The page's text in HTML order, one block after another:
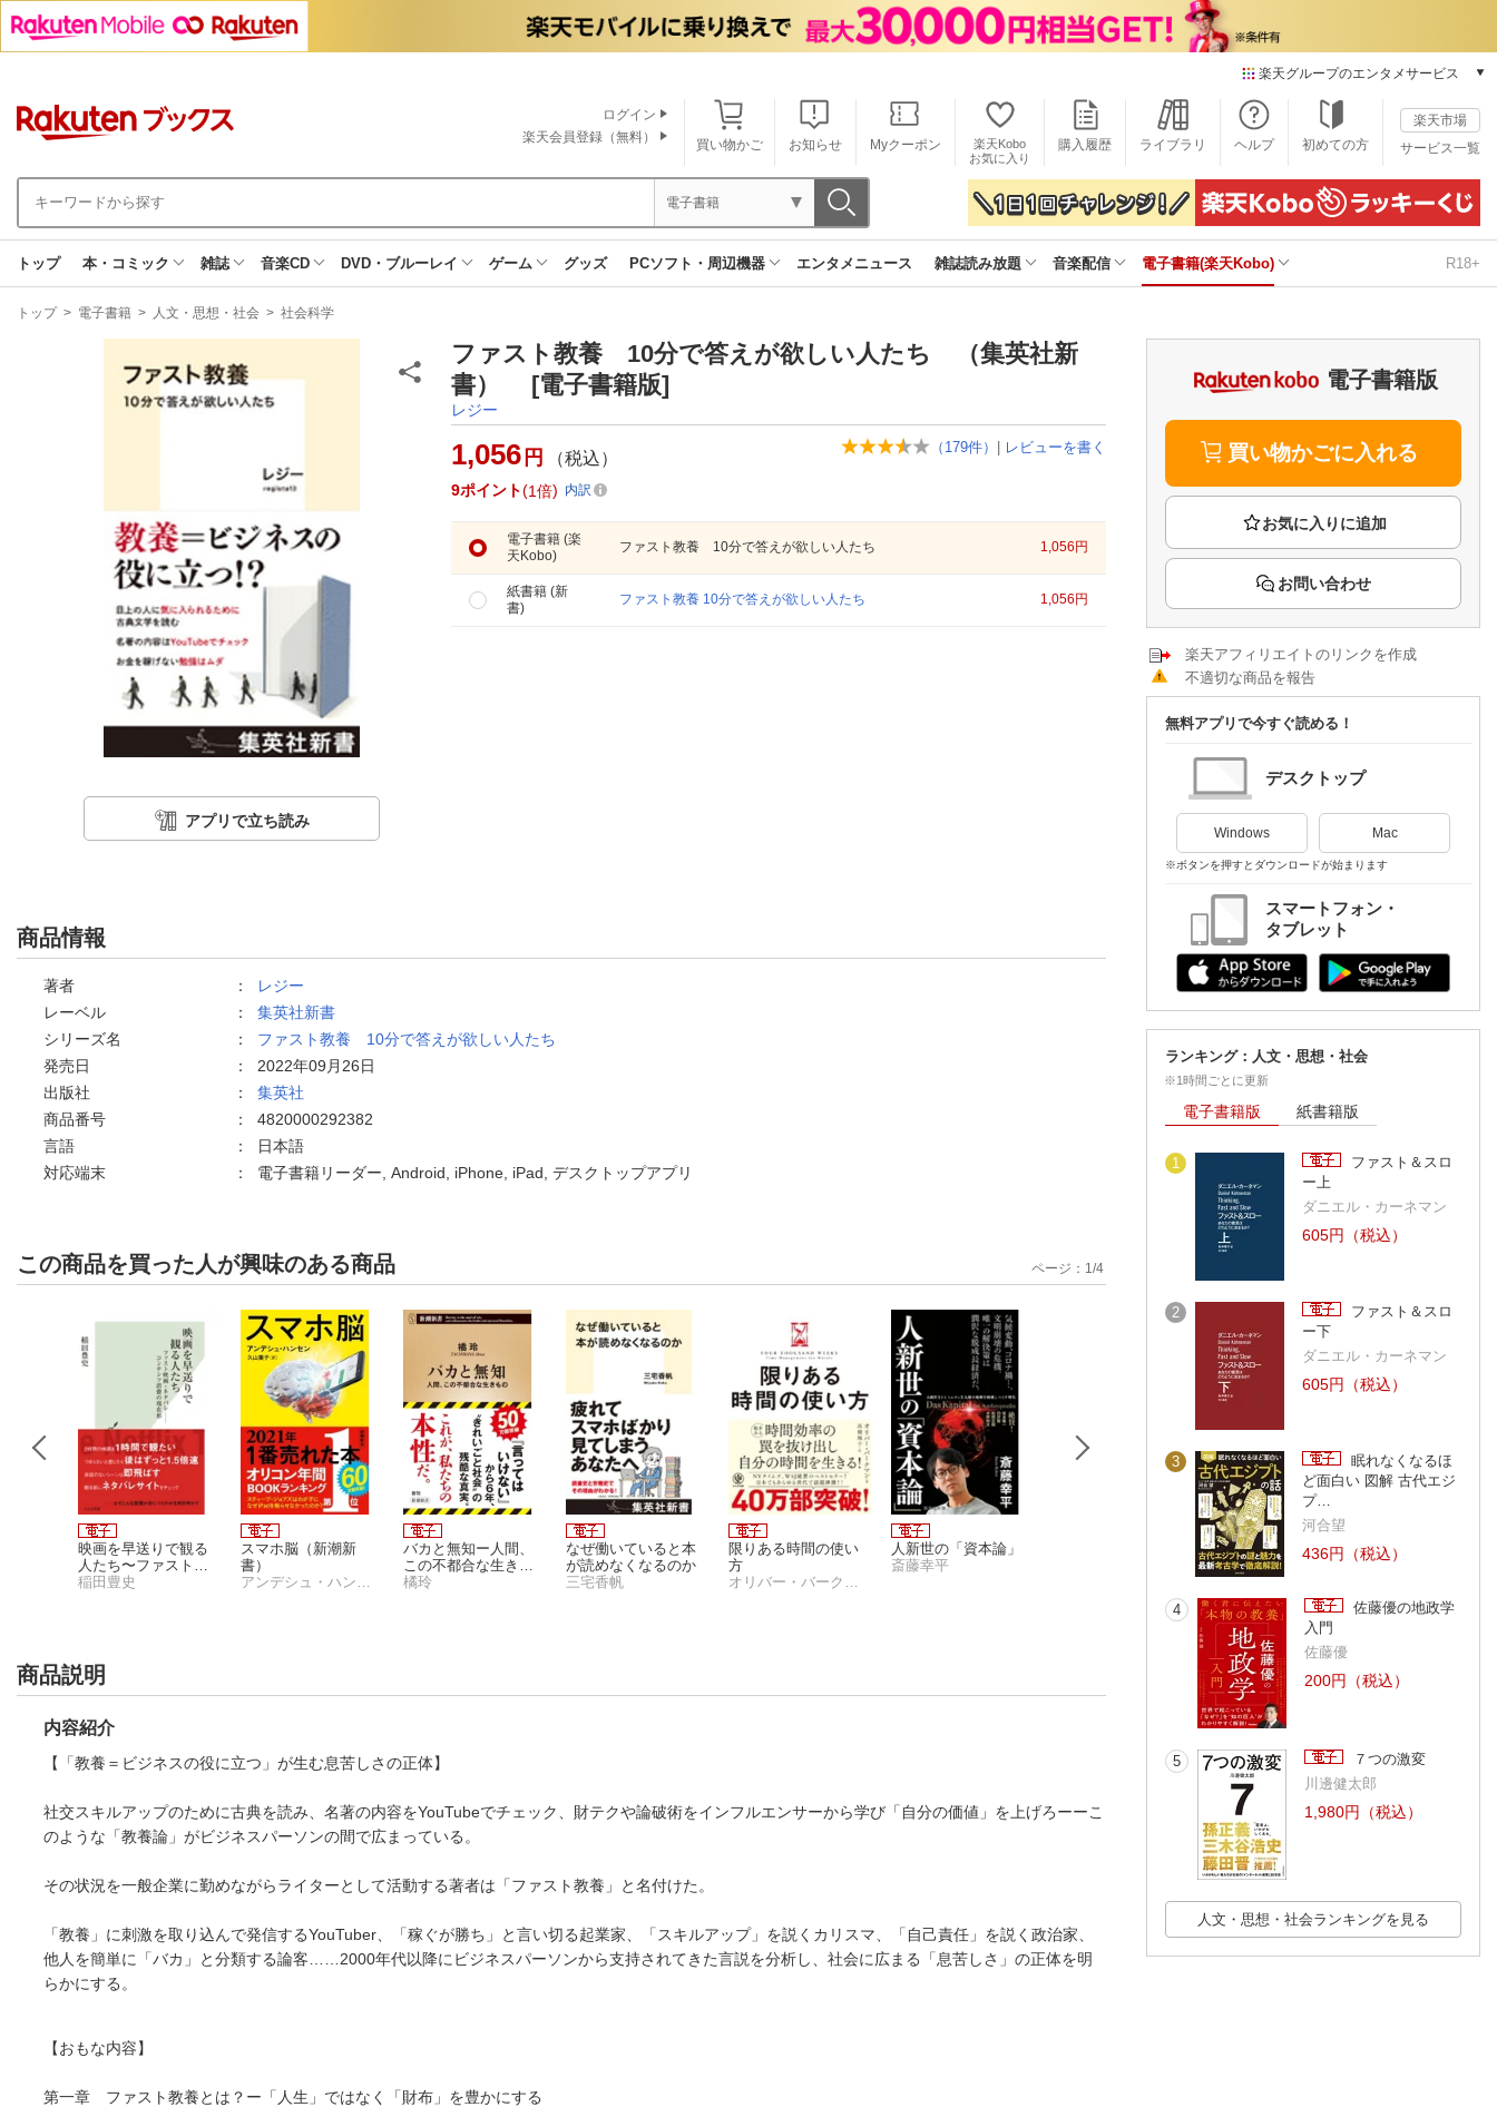
楽天グループのエンタメサービス
本/ゲーム/CD/DVD
楽天ブックス
電子書籍
楽天Kobo
雑誌読み放題
楽天ミュージック
楽天TV
動画配信ガイド
Rakuten PLAY
Rチャンネル
楽天チケット
エンタメニュース
推し楽
買い物かご お知らせ Myクーポン
楽天Kobo
お気に入り
購入履歴 ライブラリ ヘルプ 初めての方
楽天市場
サービス一覧
ログイン
楽天会員登録（無料）
電子書籍
トップ 本・コミック 雑誌 音楽CD DVD・ブルーレイ ゲーム グッズ PCソフト・周辺機器 エンタメニュース 雑誌読み放題 音楽配信 電子書籍(楽天Kobo) R18+
現
トップ > 電子書籍 > 人文・思想・社会 > 社会科学
アプリで立ち読み
ファスト教養 10分で答えが欲しい人たち （集英社新
書） [電子書籍版]
レジー
（ 179件） | レビューを書く
1,056 円 （税込）
9ポイント 1倍 内訳
電子書籍 (楽
天Kobo)
ファスト教養 10分で答えが欲しい人たち 1,056 円
紙書籍 (新
書)
ファスト教養 10分で答えが欲しい人たち 1,056 円
商品情報
著者 ：
レジー
レーベル
： 集英社新書
シリーズ名
： ファスト教養 10分で答えが欲しい人たち
発売日
： 2022年09月26日
出版社
： 集英社
商品番号
： 4820000292382
言語
：
日本語
対応端末
： 電子書籍リーダー, Android, iPhone, iPad, デスクトップアプリ
この商品を買った人が興味のある商品
映画を早送りで観る
人たち〜ファスト映
画・ネタバレーーコ
稲田豊史
スマホ脳（新潮新
書）
バカと無知ー人間、
この不都合な生きも
のー（新潮新書）
橘玲
なぜ働いていると本
が読めなくなるのか
三宅香帆
限りある時間の使い
方
人新世の「資本論」
斎藤幸平
頭のいい人が話す前
に考えていること
安達裕哉
失敗の科学
マシュー・サイド
ページ： 1 /4
商品説明
内容紹介
【「教養＝ビジネスの役に立つ」が生む息苦しさの正体】
社交スキルアップのために古典を読み、名著の内容をYouTubeでチェック、財テクや論破術をインフルエンサーから学び「自分の価値」を上げろーーこ
のような「教養論」がビジネスパーソンの間で広まっている。
その状況を一般企業に勤めながらライターとして活動する著者は「ファスト教養」と名付けた。
「教養」に刺激を取り込んで発信するYouTuber、「稼ぐが勝ち」と言い切る起業家、「スキルアップ」を説くカリスマ、「自己責任」を説く政治家、
他人を簡単に「バカ」と分類する論客……2000年代以降にビジネスパーソンから支持されてきた言説を分析し、社会に広まる「息苦しさ」の正体を明
らかにする。
【おもな内容】
第一章 ファスト教養とは？ー「人生」ではなく「財布」を豊かにする
電子書籍版
買い物かごに入れる
お問い合わせ
楽天アフィリエイトのリンクを作成
不適切な商品を報告
無料アプリで今すぐ読める！
デスクトップ
Windows Mac
※ボタンを押すとダウンロードが始まります
スマートフォン・
タブレット
ランキング：人文・思想・社会
※1時間ごとに更新
電子書籍版 紙書籍版
1
ファスト＆スロ
ー上
ダニエル・カーネマン
605円（税込）
2
ファスト＆スロ
ー下
ダニエル・カーネマン
605円（税込）
3
眠れなくなるほ
ど面白い 図解 古代エジ
プ…
河合望
436円（税込）
4
佐藤優の地政学
入門
佐藤優
200円（税込）
5
７つの激変
川邊健太郎
1,980円（税込）
人文・思想・社会ランキングを見る